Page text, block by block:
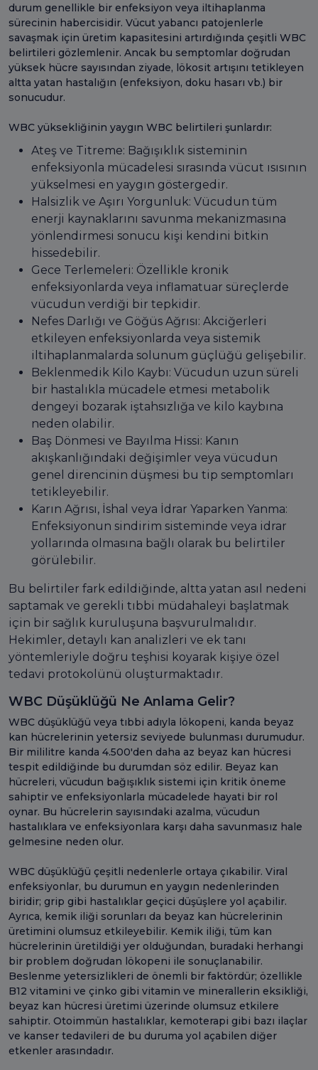
durum genellikle bir enfeksiyon veya iltihaplanma
sürecinin habercisidir. Vücut yabancı patojenlerle
savaşmak için üretim kapasitesini artırdığında çeşitli WBC
belirtileri gözlemlenir. Ancak bu semptomlar doğrudan
yüksek hücre sayısından ziyade, lökosit artışını tetikleyen
altta yatan hastalığın (enfeksiyon, doku hasarı vb.) bir
sonucudur.
WBC yüksekliğinin yaygın WBC belirtileri şunlardır:
Ateş ve Titreme: Bağışıklık sisteminin
enfeksiyonla mücadelesi sırasında vücut ısısının
yükselmesi en yaygın göstergedir.
Halsizlik ve Aşırı Yorgunluk: Vücudun tüm
enerji kaynaklarını savunma mekanizmasına
yönlendirmesi sonucu kişi kendini bitkin
hissedebilir.
Gece Terlemeleri: Özellikle kronik
enfeksiyonlarda veya inflamatuar süreçlerde
vücudun verdiği bir tepkidir.
Nefes Darlığı ve Göğüs Ağrısı: Akciğerleri
etkileyen enfeksiyonlarda veya sistemik
iltihaplanmalarda solunum güçlüğü gelişebilir.
Beklenmedik Kilo Kaybı: Vücudun uzun süreli
bir hastalıkla mücadele etmesi metabolik
dengeyi bozarak iştahsızlığa ve kilo kaybına
neden olabilir.
Baş Dönmesi ve Bayılma Hissi: Kanın
akışkanlığındaki değişimler veya vücudun
genel direncinin düşmesi bu tip semptomları
tetikleyebilir.
Karın Ağrısı, İshal veya İdrar Yaparken Yanma:
Enfeksiyonun sindirim sisteminde veya idrar
yollarında olmasına bağlı olarak bu belirtiler
görülebilir.
Bu belirtiler fark edildiğinde, altta yatan asıl nedeni
saptamak ve gerekli tıbbi müdahaleyi başlatmak
için bir sağlık kuruluşuna başvurulmalıdır.
Hekimler, detaylı kan analizleri ve ek tanı
yöntemleriyle doğru teşhisi koyarak kişiye özel
tedavi protokolünü oluşturmaktadır.
WBC Düşüklüğü Ne Anlama Gelir?
WBC düşüklüğü veya tıbbi adıyla lökopeni, kanda beyaz
kan hücrelerinin yetersiz seviyede bulunması durumudur.
Bir mililitre kanda 4.500'den daha az beyaz kan hücresi
tespit edildiğinde bu durumdan söz edilir. Beyaz kan
hücreleri, vücudun bağışıklık sistemi için kritik öneme
sahiptir ve enfeksiyonlarla mücadelede hayati bir rol
oynar. Bu hücrelerin sayısındaki azalma, vücudun
hastalıklara ve enfeksiyonlara karşı daha savunmasız hale
gelmesine neden olur.
WBC düşüklüğü çeşitli nedenlerle ortaya çıkabilir. Viral
enfeksiyonlar, bu durumun en yaygın nedenlerinden
biridir; grip gibi hastalıklar geçici düşüşlere yol açabilir.
Ayrıca, kemik iliği sorunları da beyaz kan hücrelerinin
üretimini olumsuz etkileyebilir. Kemik iliği, tüm kan
hücrelerinin üretildiği yer olduğundan, buradaki herhangi
bir problem doğrudan lökopeni ile sonuçlanabilir.
Beslenme yetersizlikleri de önemli bir faktördür; özellikle
B12 vitamini ve çinko gibi vitamin ve minerallerin eksikliği,
beyaz kan hücresi üretimi üzerinde olumsuz etkilere
sahiptir. Otoimmün hastalıklar, kemoterapi gibi bazı ilaçlar
ve kanser tedavileri de bu duruma yol açabilen diğer
etkenler arasındadır.